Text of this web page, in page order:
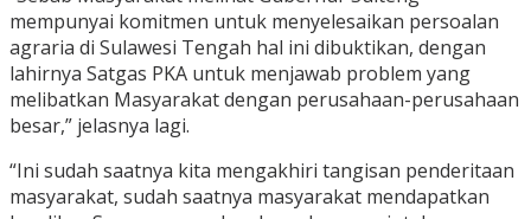
mempunyai komitmen untuk menyelesaikan persoalan
agraria di Sulawesi Tengah hal ini dibuktikan, dengan
lahirnya Satgas PKA untuk menjawab problem yang
melibatkan Masyarakat dengan perusahaan-perusahaan
besar,” jelasnya lagi.
“Ini sudah saatnya kita mengakhiri tangisan penderitaan
masyarakat, sudah saatnya masyarakat mendapatkan